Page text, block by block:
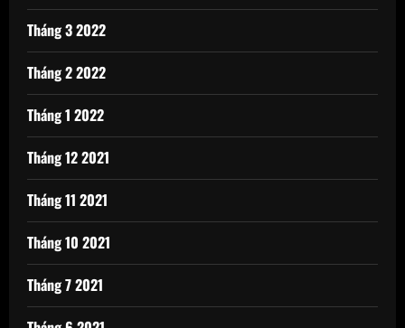
Tháng 3 2022
Tháng 2 2022
Tháng 1 2022
Tháng 12 2021
Tháng 11 2021
Tháng 10 2021
Tháng 7 2021